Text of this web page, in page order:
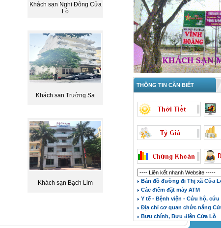
Khách sạn Nghi Đông Cửa
Lò
Khách sạn Trường Sa
Khách sạn Bạch Lim
THÔNG TIN CẦN BIẾT
Bản đồ đường đi Thị xã Cửa
Các điểm đặt máy ATM
Y tế - Bệnh viện - Cứu hộ, cứu
Địa chỉ cơ quan chức năng
Bưu chính, Bưu điện Cửa Lò